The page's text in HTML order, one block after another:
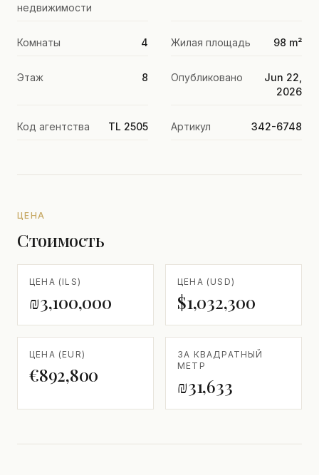
недвижимости
Комнаты 4 Жилая площадь 98 m²
Этаж 8 Опубликовано
Jun 22,
2026
Код агентства TL 2505 Артикул 342-6748
ЦЕНА
Стоимость
ЦЕНА (ILS)
₪3,100,000
ЦЕНА (USD)
$1,032,300
ЦЕНА (EUR)
€892,800
ЗА КВАДРАТНЫЙ
МЕТР
₪31,633